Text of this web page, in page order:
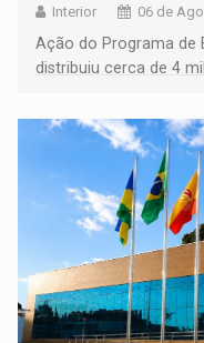
Interior 06 de
Ação do Programa de
distribuiu cerca de 4
comunidade